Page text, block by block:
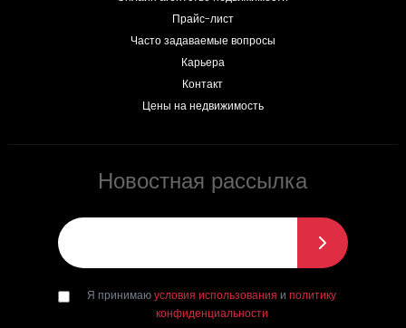
Прайс-лист
Часто задаваемые вопросы
Карьера
Контакт
Цены на недвижимость
Новостная рассылка
Я принимаюусловия использования иполитику
конфиденциальности